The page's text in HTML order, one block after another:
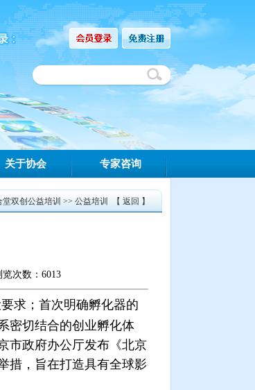
关于协会 专家咨询
堂双创公益培训 >> 公益培训 【 返回 】
次数：6013
求；首次明确孵化器的
密切结合的创业孵化体
市政府办公厅发布《北京
措，旨在打造具有全球影